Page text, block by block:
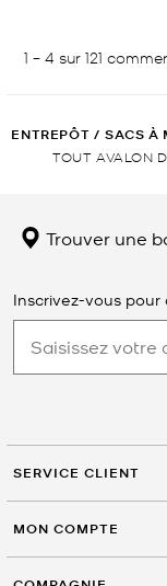
ENTREPÔT / SACS À
TOUT AVALON
Trouver une
Inscrivez-vous pour
SERVICE CLIENT
MON COMPTE